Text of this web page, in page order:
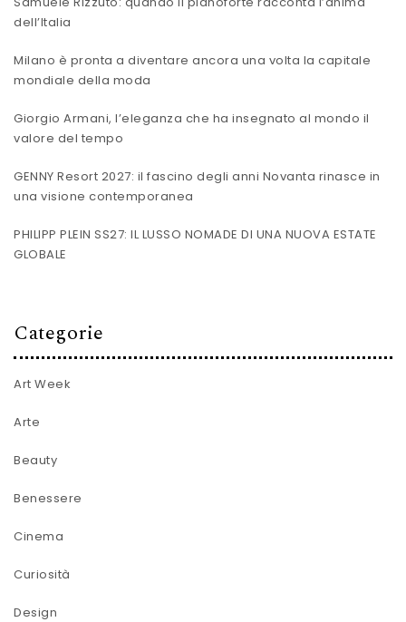
dell’Italia
Milano è pronta a diventare ancora una volta la capitale
mondiale della moda
Giorgio Armani, l’eleganza che ha insegnato al mondo il
valore del tempo
GENNY Resort 2027: il fascino degli anni Novanta rinasce in
una visione contemporanea
PHILIPP PLEIN SS27: IL LUSSO NOMADE DI UNA NUOVA ESTATE
GLOBALE
Categorie
Art Week
Arte
Beauty
Benessere
Cinema
Curiosità
Design